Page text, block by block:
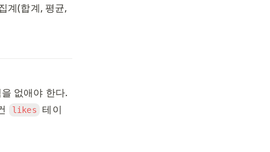
계(합계, 평균,
없애야 한다.
likes 테이